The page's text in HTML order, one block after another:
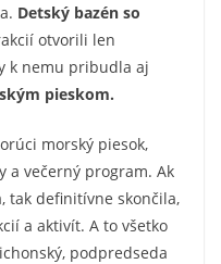
Detský bazén so
otvorili len
k nemu pribudla aj
pieskom.
morský piesok,
a večerný program. Ak
tak definitívne skončila,
a aktivít. A to všetko
podpredseda